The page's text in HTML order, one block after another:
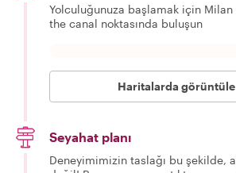
Yolculuğunuza başlamak için
the canal noktasında buluşun
Haritalarda görüntüle
Seyahat planı
Deneyimimizin taslağı bu şekilde,